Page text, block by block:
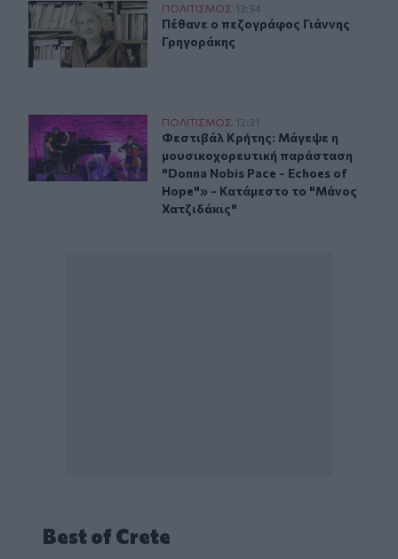
Πέθανε ο πεζογράφος Γιάννης Γρηγοράκης
ΠΟΛΙΤΙΣΜΟΣ 13:34
Πέθανε ο πεζογράφος Γιάννης
Πέθανε ο πεζογράφος Γιάννης
Γρηγοράκης
Φεστιβάλ Κρήτης: Μάγεψε η μουσικοχορευτική
ΠΟΛΙΤΙΣΜΟΣ 12:31
Φεστιβάλ Κρήτης: Μάγεψε η
Φεστιβάλ Κρήτης: Μάγεψε η
μουσικοχορευτική παράσταση
"Donna Nobis Pace - Echoes of
Hope"» - Κατάμεστο το "Μάνος
Χατζιδάκις"
Best of Crete